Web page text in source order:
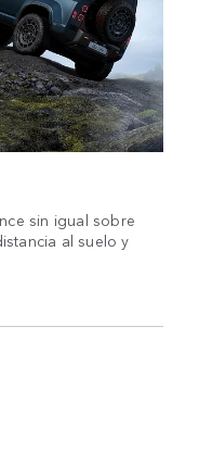
sin igual sobre
al suelo y